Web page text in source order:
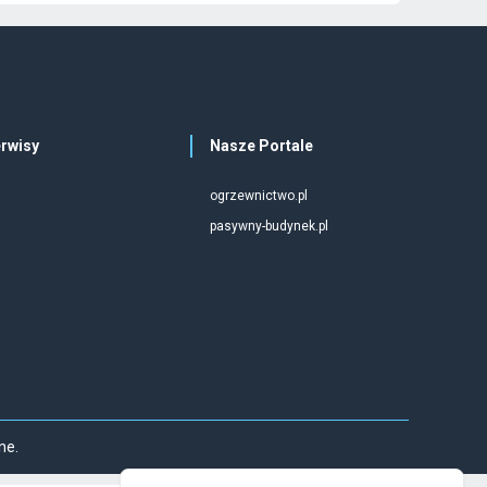
Nasze Portale
ogrzewnictwo.pl
pasywny-budynek.pl